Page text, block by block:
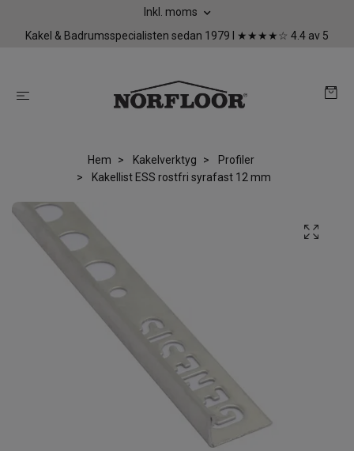
Inkl. moms
Kakel & Badrumsspecialisten sedan 1979 I ★★★★☆ 4.4 av 5
Hem Kakelverktyg
Profiler
Kakellist ESS rostfri syrafast 12 mm